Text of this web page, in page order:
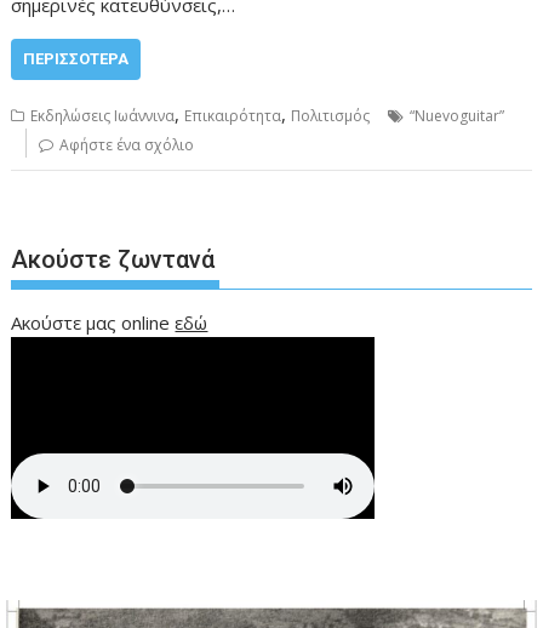
σημερινές κατευθύνσεις,…
ΠΕΡΙΣΣΌΤΕΡΑ
Εκδηλώσεις Ιωάννινα, Επικαιρότητα, Πολιτισμός
“Nuevoguitar”
Αφήστε ένα σχόλιο
Ακούστε ζωντανά
Ακούστε μας onlineεδώ